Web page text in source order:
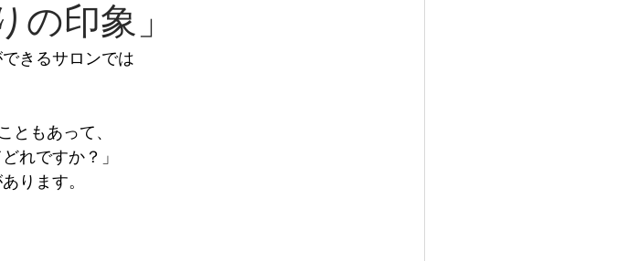
の印象」
きるサロンでは
ともあって、
れですか？」
ります。